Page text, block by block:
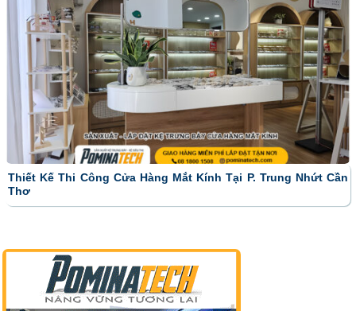
Thiết Kế Thi Công Cửa Hàng Mắt Kính Tại P. Trung Nhứt Cần
Thơ